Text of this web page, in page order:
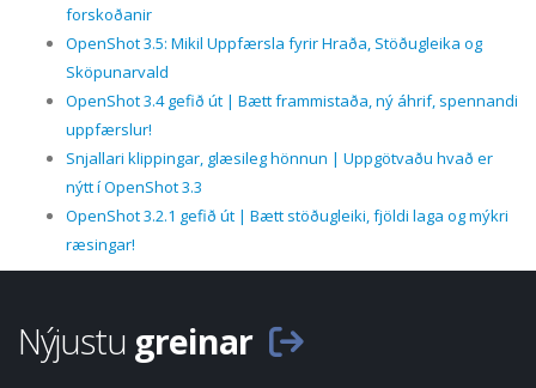
forskoðanir
OpenShot 3.5: Mikil Uppfærsla fyrir Hraða, Stöðugleika og
Sköpunarvald
OpenShot 3.4 gefið út | Bætt frammistaða, ný áhrif, spennandi
uppfærslur!
Snjallari klippingar, glæsileg hönnun | Uppgötvaðu hvað er
nýtt í OpenShot 3.3
OpenShot 3.2.1 gefið út | Bætt stöðugleiki, fjöldi laga og mýkri
ræsingar!
Nýjustu greinar